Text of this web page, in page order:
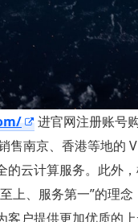
进官网注册账号
售南京、香港等地的
云计算服务。此外
上、服务第一”的理
户提供更加优质的